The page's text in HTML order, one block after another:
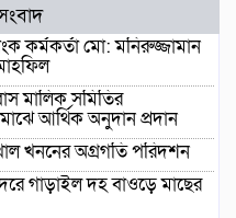
কর্মকর্তা মো: মনিরুজ্জামান
মালিক সমিতির
আর্থিক অনুদান প্রদান
খননের অগ্রগতি পরিদর্শন
গাড়াইল দহ বাওড়ে মাছের